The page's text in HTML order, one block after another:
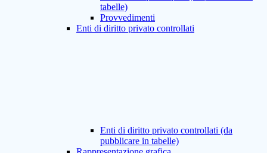
tabelle)
Provvedimenti
Enti di diritto privato controllati
Enti di diritto privato controllati (da
pubblicare in tabelle)